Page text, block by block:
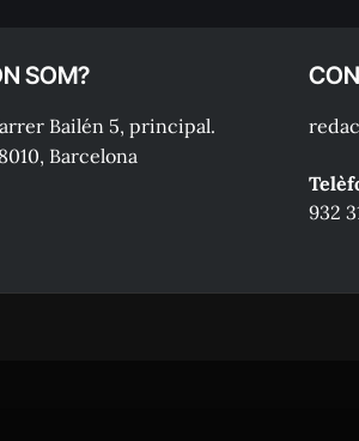
SOM?
Bailén 5, principal.
Barcelona
932